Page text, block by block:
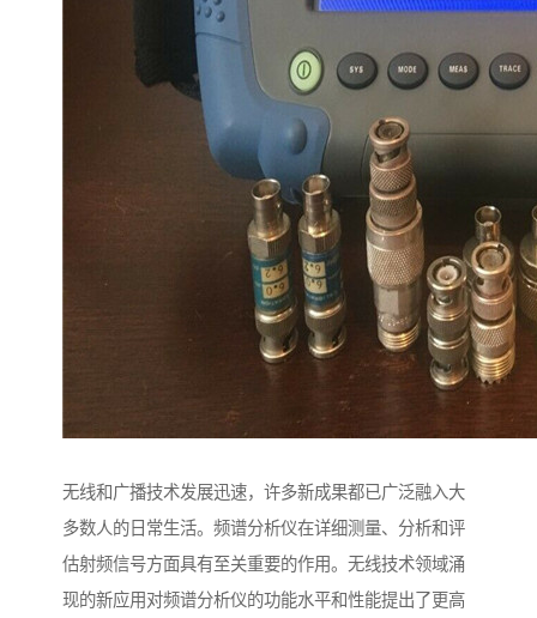
无线和广播技术发展迅速，许多新成果都已广泛融入大
多数人的日常生活。频谱分析仪在详细测量、分析和评
估射频信号方面具有至关重要的作用。无线技术领域涌
现的新应用对频谱分析仪的功能水平和性能提出了更高